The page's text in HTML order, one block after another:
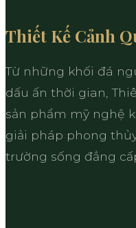
Thiết Kế Cảnh
Từ những khối đá
dấu ấn thời gian,
sản phẩm mỹ nghệ
giải pháp phong
trường sống đẳng